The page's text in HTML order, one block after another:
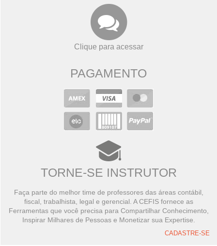
Clique para acessar
PAGAMENTO
TORNE-SE INSTRUTOR
Faça parte do melhor time de professores das áreas contábil,
fiscal, trabalhista, legal e gerencial. A CEFIS fornece as
Ferramentas que você precisa para Compartilhar Conhecimento,
Inspirar Milhares de Pessoas e Monetizar sua Expertise.
CADASTRE-SE